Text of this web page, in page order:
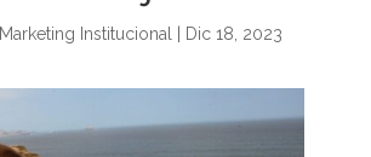
Institucional Dic 18, 2023